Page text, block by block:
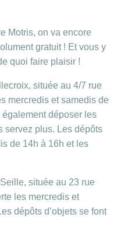
Motris, on va encore
gratuit ! Et vous y
quoi faire plaisir !
située au 4/7 rue
mercredis et samedis de
déposer les
servez plus. Les dépôts
de 14h à 16h et les
située au 23 rue
les mercredis et
dépôts d’objets se font